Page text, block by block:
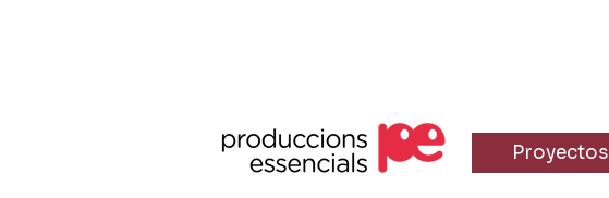
Proyectos